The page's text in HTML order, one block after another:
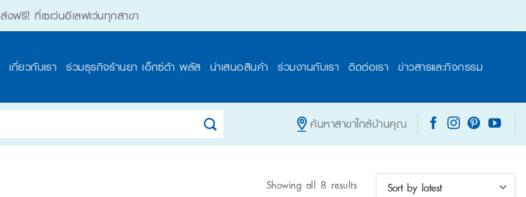
ส่งฟรี! ที่เซเว่นอีเลฟเว่นทุกสาขา
เกี่ยวกับเรา ร่วมธุรกิจร้านยา เอ็กซ์ต้า พลัส นำเสนอสินค้า ร่วมงานกับเรา ติดต่อเรา ข่าวสารและกิจกรรม
ค้นหาสาขาใกล้บ้านคุณ
Showing all 8 results